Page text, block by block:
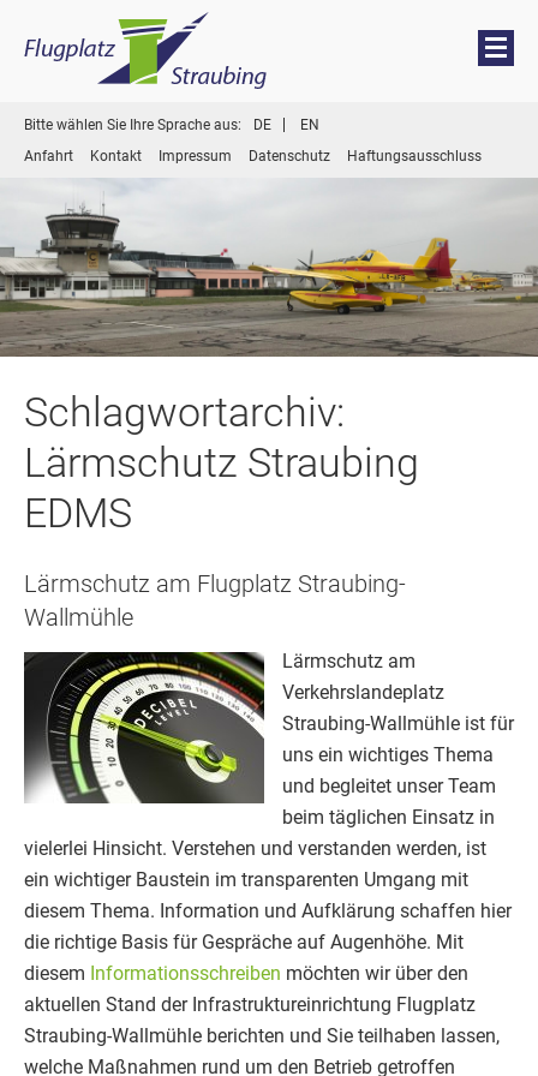
Menü
Inhalt
springen
Bitte wählen Sie Ihre Sprache aus: DE
EN
Anfahrt
Kontakt Impressum Datenschutz Haftungsausschluss
Schlagwortarchiv:
Lärmschutz Straubing
EDMS
Lärmschutz am Flugplatz Straubing-
Wallmühle
Lärmschutz am
Verkehrslandeplatz
Straubing-Wallmühle ist für
uns ein wichtiges Thema
und begleitet unser Team
beim täglichen Einsatz in
vielerlei Hinsicht. Verstehen und verstanden werden, ist
ein wichtiger Baustein im transparenten Umgang mit
diesem Thema. Information und Aufklärung schaffen hier
die richtige Basis für Gespräche auf Augenhöhe. Mit
diesem Informationsschreiben möchten wir über den
aktuellen Stand der Infrastruktureinrichtung Flugplatz
Straubing-Wallmühle berichten und Sie teilhaben lassen,
welche Maßnahmen rund um den Betrieb getroffen